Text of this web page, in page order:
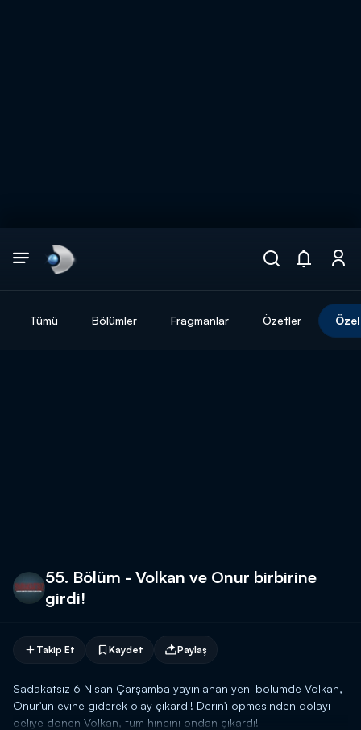
Tümü Bölümler Fragmanlar Özetler
55. Bölüm - Volkan ve Onur birbirine
girdi!
Takip Et Kaydet Paylaş
Sadakatsiz 6 Nisan Çarşamba yayınlanan yeni bölümde Volkan,
Onur'un evine giderek olay çıkardı! Derin'i öpmesinden dolayı
deliye dönen Volkan, tüm hıncını ondan çıkardı!